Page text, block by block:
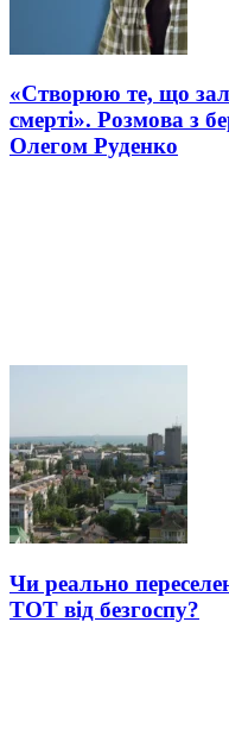
«Створюю те, що
смерті». Розмова з
Олегом Руденко
Чи реально
ТОТ від безгоспу?